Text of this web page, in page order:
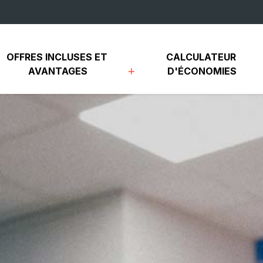
OFFRES INCLUSES ET
AVANTAGES
CALCULATEUR
D'ÉCONOMIES